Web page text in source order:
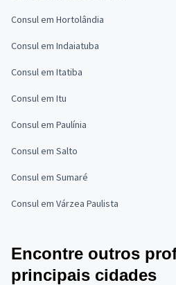
Consul em Hortolândia
Consul em Indaiatuba
Consul em Itatiba
Consul em Itu
Consul em Paulínia
Consul em Salto
Consul em Sumaré
Consul em Várzea Paulista
Encontre outros
principais cidades